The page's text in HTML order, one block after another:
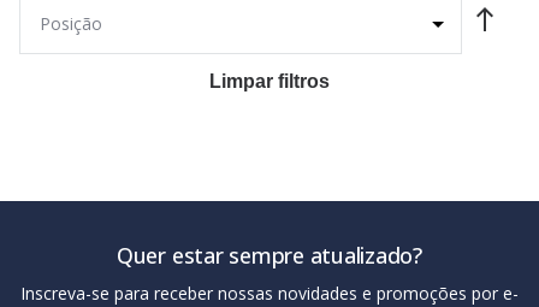
Limpar filtros
Quer estar sempre atualizado?
Inscreva-se para receber nossas novidades e promoções por e-